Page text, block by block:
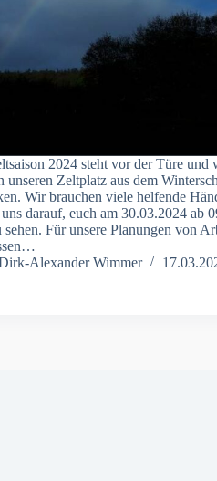
2024 steht vor der Türe und
unseren Zeltplatz aus dem
Wir brauchen viele helfende
darauf, euch am 30.03.2024 ab
sehen. Für unsere Planungen von
Alexander Wimmer